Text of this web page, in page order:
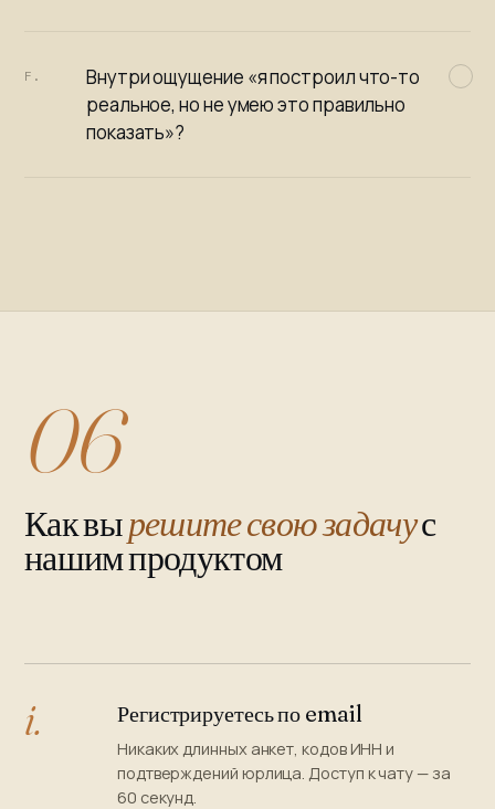
F.
Внутри ощущение «я построил что-то
реальное, но не умею это правильно
показать»?
06
Как вырешите свою задачус
нашим продуктом
i. Регистрируетесь по email
Никаких длинных анкет, кодов ИНН и
подтверждений юрлица. Доступ к чату — за
60 секунд.